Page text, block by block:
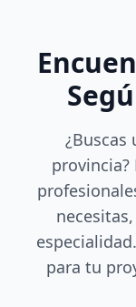
¿Buscas
provincia?
para tu